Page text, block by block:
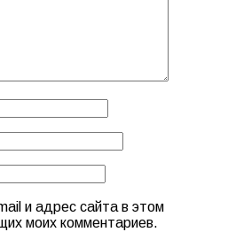
и адрес сайта в этом
моих комментариев.